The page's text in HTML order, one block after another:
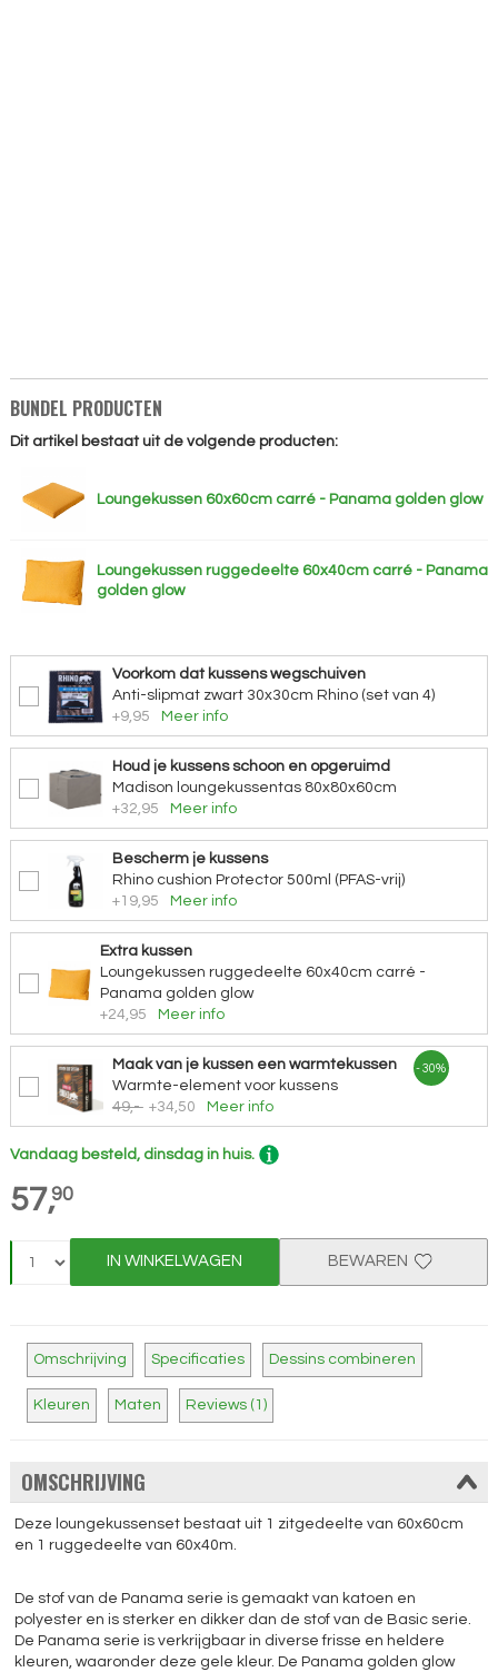
BUNDEL PRODUCTEN
Dit artikel bestaat uit de volgende producten:
Loungekussen 60x60cm carré - Panama golden glow
Loungekussen ruggedeelte 60x40cm carré - Panama
golden glow
Voorkom dat kussens wegschuiven
Anti-slipmat zwart 30x30cm Rhino (set van 4)
+9,95
Meer info
Houd je kussens schoon en opgeruimd
Madison loungekussentas 80x80x60cm
+32,95
Meer info
Bescherm je kussens
Rhino cushion Protector 500ml (PFAS-vrij)
+19,95
Meer info
Extra kussen
Loungekussen ruggedeelte 60x40cm carré -
Panama golden glow
+24,95
Meer info
Maak van je kussen een warmtekussen
Warmte-element voor kussens
49,- +34,50 Meer info
- 30%
Vandaag besteld, dinsdag in huis.
57,90
IN WINKELWAGEN BEWAREN
Omschrijving Specificaties Dessins combineren
Kleuren Maten Reviews (1)
OMSCHRIJVING
Deze loungekussenset bestaat uit 1 zitgedeelte van 60x60cm
en 1 ruggedeelte van 60x40m.
De stof van de Panama serie is gemaakt van katoen en
polyester en is sterker en dikker dan de stof van de Basic serie.
De Panama serie is verkrijgbaar in diverse frisse en heldere
kleuren, waaronder deze gele kleur. De Panama golden glow